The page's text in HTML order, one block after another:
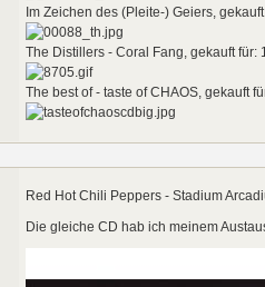
Im Zeichen des (Pleite-) Geiers,
The Distillers - Coral Fang, gekauft für:
The best of - taste of CHAOS, gekauft
Red Hot Chili Peppers - Stadium
Die gleiche CD hab ich meinem